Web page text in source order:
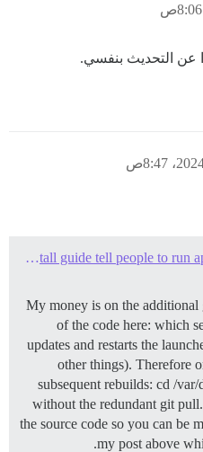
عن التحديث بنفسي.
Should the install guide tell people to run apt update & apt upgrade first?
My money is on the additional
of the code here: which
updates and restarts the
other things). Therefore
subsequent rebuilds: cd /
without the redundant git
the source code so you can be
my post above